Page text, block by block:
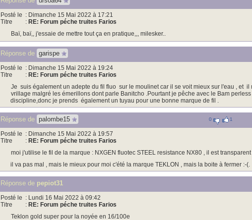
Posté le : Dimanche 15 Mai 2022 à 17:21
Titre
: RE: Forum péche truites Farios
Baï, baï,, j'essaie de mettre tout ça en pratique,,, milesker..
Réponse de garispe
Posté le : Dimanche 15 Mai 2022 à 19:24
Titre
: RE: Forum péche truites Farios
Je suis également un adepte du fil fluo sur le moulinet car il se voit mieux sur l'eau , et
vrillage malgré les émerillons dont parle Banitcho .Pourtant je pêche avec le Bam
discipline,donc je prends également un tuyau pour une bonne marque de fil .
Réponse de palombe15 0 1
Posté le : Dimanche 15 Mai 2022 à 19:57
Titre
: RE: Forum péche truites Farios
moi j'utilise le fil de la marque : NXGEN fluotec STEEL resistance NX80 , il est
il va pas mal , mais le mieux pour moi c'été la marque TEKLON , mais la boite à fermer :-(.
Réponse de pepiot31
Posté le : Lundi 16 Mai 2022 à 09:42
Titre
: RE: Forum péche truites Farios
Teklon gold super pour la noyée en 16/100e